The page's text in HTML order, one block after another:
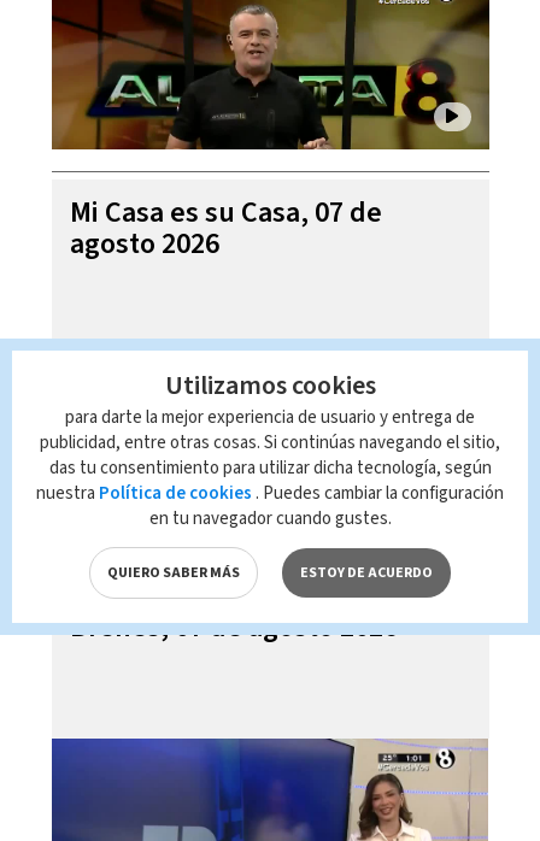
Mi Casa es su Casa, 07 de
agosto 2026
Telediario En Directo con Paula
Brenes, 07 de agosto 2026
Utilizamos cookies
para darte la mejor experiencia de usuario y entrega de
publicidad, entre otras cosas. Si continúas navegando el sitio,
das tu consentimiento para utilizar dicha tecnología, según
nuestra Política de cookies . Puedes cambiar la configuración
en tu navegador cuando gustes.
QUIERO SABER MÁS ESTOY DE ACUERDO